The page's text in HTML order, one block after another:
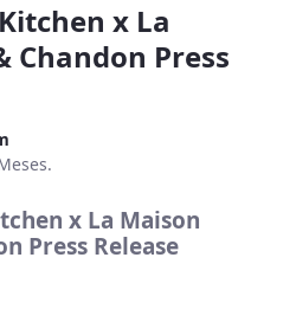
x La
Chandon Press
x La Maison
Press Release